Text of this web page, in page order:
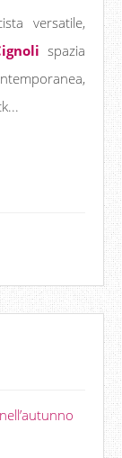
versatile,
spazia